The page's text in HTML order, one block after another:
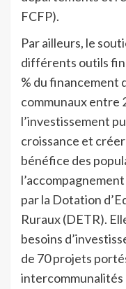
FCFP).
Par ailleurs, le
différents outils
% du financement
communaux entre
l’investissement
croissance et
bénéfice des
par la Dotation
Ruraux (DETR).
besoins
de 70 projets
intercommunalités